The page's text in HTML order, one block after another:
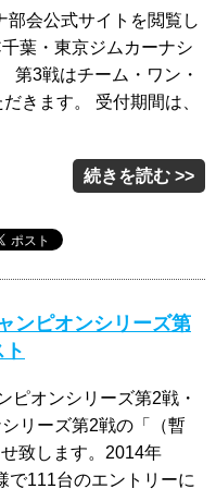
部会公式サイトを閲覧し
葉・東京ジムカーナシ
第3戦はチーム・ワン・
きます。 受付期間は、
続きを読む >>
ンピオンシリーズ第
ピオンシリーズ第2戦・
リーズ第2戦の「（暫
致します。2014年
で111台のエントリーに